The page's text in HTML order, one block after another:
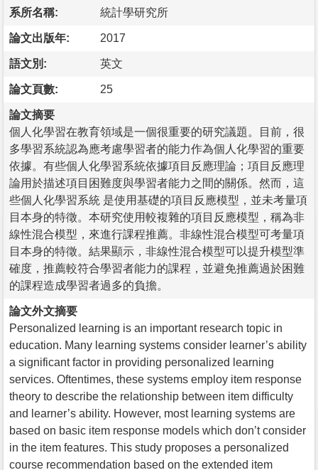
系所名稱: 統計學研究所
論文出版年: 2017
語文別: 英文
論文頁數: 25
論文摘要
個人化學習在教育領域是一個很重要的研究議題。目前，很
多學習系統認為應考慮學習者的能力作為個人化學習的重要
依據。有些個人化學習系統依據項目反應理論；項目反應理
論用於描述項目困難度與學習者能力之間的關係。然而，這
些個人化學習系統 是使用基礎的項目反應模型，並未考量項
目本身的特徵。本研究使用較複雜的項目反應模型，稱為非
線性混合模型，來進行課程推薦。非線性混合模型可考量項
目本身的特徵。結果顯示，非線性混合模型可以提升模型準
確度，推薦較符合學習者能力的課程，並避免推薦過於困難
的課程造成學習者過多的負擔。
論文外文摘要
Personalized learning is an important research topic in
education. Many learning systems consider learner’s ability
a significant factor in providing personalized learning
services. Oftentimes, these systems employ item response
theory to describe the relationship between item difficulty
and learner’s ability. However, most learning systems are
based on basic item response models which don’t consider
in the item features. This study proposes a personalized
course recommendation based on the extended item